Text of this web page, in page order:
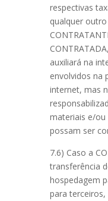
respectivas
qualquer
auxiliará na
envolvidos na
internet, mas
materiais e/ou
possam ser
7.6) Caso a
transferência
hospedagem
para